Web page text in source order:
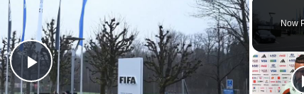
Now
Play